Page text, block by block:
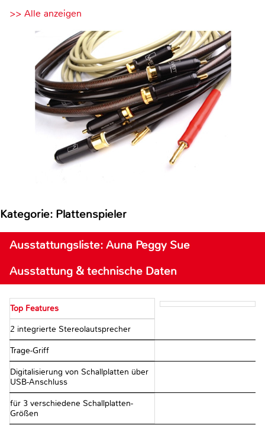
>> Alle anzeigen
Kategorie: Plattenspieler
Ausstattungsliste: Auna Peggy Sue
Ausstattung & technische Daten
Top Features
2 integrierte Stereolautsprecher
Trage-Griff
Digitalisierung von Schallplatten über
USB-Anschluss
für 3 verschiedene Schallplatten-
Größen